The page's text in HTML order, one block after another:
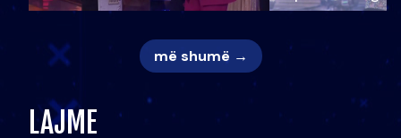
më shumë →
LAJME